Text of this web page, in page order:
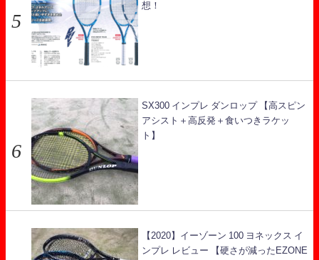
想！
SX300 インプレ ダンロップ 【高スピン
アシスト＋高反発＋食いつきラケッ
ト】
【2020】イーゾーン 100 ヨネックス イ
ンプレ レビュー 【硬さが減ったEZONE